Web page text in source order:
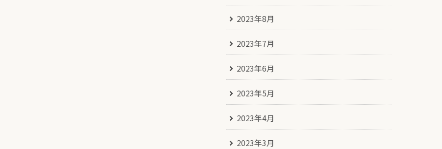
2023年8月
2023年7月
2023年6月
2023年5月
2023年4月
2023年3月